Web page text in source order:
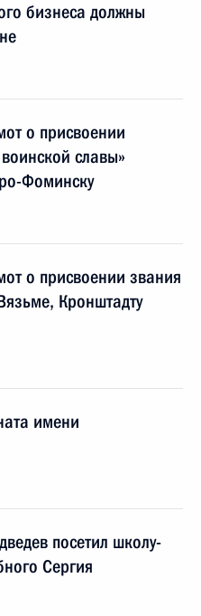
бизнеса должны
о присвоении
славы»
Фоминску
о присвоении звания
Кронштадту
имени
посетил школу-
Сергия